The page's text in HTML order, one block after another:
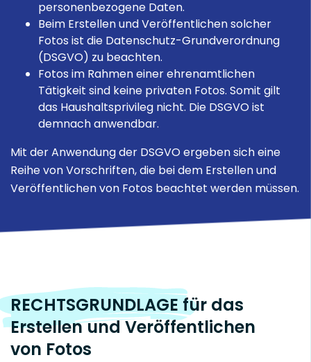
abgebildete Person ermittelt werden
können.
müssen die Vorgaben der DSGVO
beachtet werden. Das heißt,
ehrenamtliche Tätigkeiten – sei es im
Verein, in der Kirchengemeinde oder
in der Selbsthilfegruppe –
überschreiten nach herrschender
Bereich. Die so genannte
Haushaltsausnahme, die die
Anwendung der DSGVO auf den
demnach nicht.
Kunsturhebergesetz zu beachten.
Nach dieser Vorschrift bedarf es nach
dem Tod der abgebildeten Person bis
zum Ablauf von 10 Jahren der
Einwilligung derAngehörigen.
HINWEIS
Angehörige im Sinne dieser Vorschrift
sind der überlebende Ehegatte oder
Lebenspartner und die Kinder des
Ehegatte oder Lebenspartner noch
personenbezogene Daten.
Beim Erstellen und Veröffentlichen solcher
Fotos ist die Datenschutz-Grundverordnung
(DSGVO) zu beachten.
Fotos im Rahmen einer ehrenamtlichen
Tätigkeit sind keine privaten Fotos. Somit gilt
das Haushaltsprivileg nicht. Die DSGVO ist
demnach anwendbar.
Mit der Anwendung der DSGVO ergeben sich eine
Reihe von Vorschriften, die bei dem Erstellen und
Veröffentlichen von Fotos beachtet werden müssen.
RECHTSGRUNDLAGE für das
Erstellen und Veröffentlichen
von Fotos